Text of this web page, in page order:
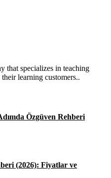
that specializes in teaching
learning customers..
Özgüven Rehberi
(2026): Fiyatlar ve